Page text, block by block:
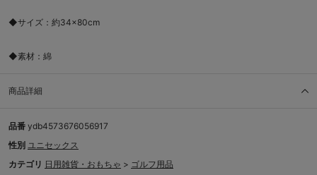
◆サイズ：約34×80cm
◆素材：綿
商品詳細
品番 ydb4573676056917
性別 ユニセックス
カテゴリ 日用雑貨・おもちゃ > ゴルフ用品